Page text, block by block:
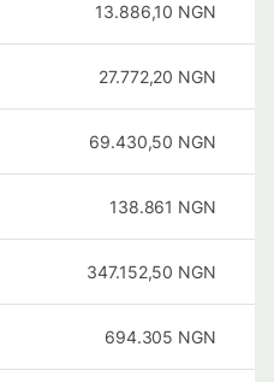
13.886,10 NGN
27.772,20 NGN
69.430,50 NGN
138.861 NGN
347.152,50 NGN
694.305 NGN